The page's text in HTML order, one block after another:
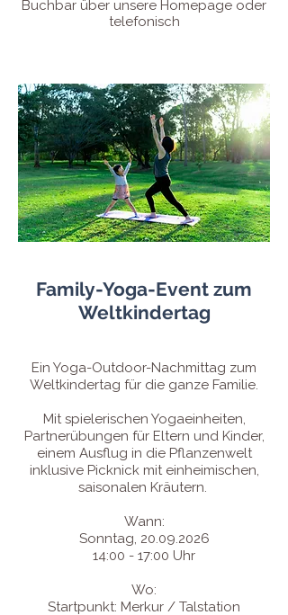
Buchbar über unsere Homepage oder
telefonisch
Family-Yoga-Event zum
Weltkindertag
Ein Yoga-Outdoor-Nachmittag zum
Weltkindertag für die ganze Familie.
Mit spielerischen Yogaeinheiten,
Partnerübungen für Eltern und Kinder,
einem Ausflug in die Pflanzenwelt
inklusive Picknick mit einheimischen,
saisonalen Kräutern.
Wann:
Sonntag, 20.09.2026
14:00 - 17:00 Uhr
Wo:
Startpunkt: Merkur / Talstation